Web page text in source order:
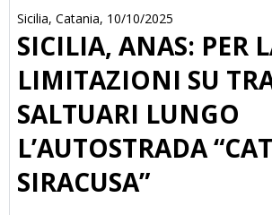
Sicilia, Catania, 10/10/2025
SICILIA, ANAS: PER
LIMITAZIONI SU
SALTUARI LUNGO
L’AUTOSTRADA
SIRACUSA”